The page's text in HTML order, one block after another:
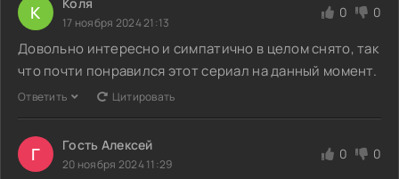
К 17 ноября 2024 21:13
0 0
Довольно интересно и симпатично в целом снято, так
что почти понравился этот сериал на данный момент.
Ответить Цитировать
Г Гость Алексей
20 ноября 2024 11:29
0 0